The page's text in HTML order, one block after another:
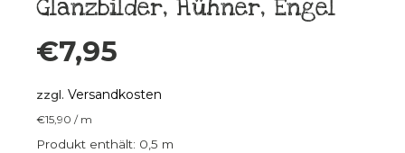
Glanzbilder, Hühner, Engel
€7,95
zzgl. Versandkosten
€15,90 / m
Produkt enthält: 0,5 m